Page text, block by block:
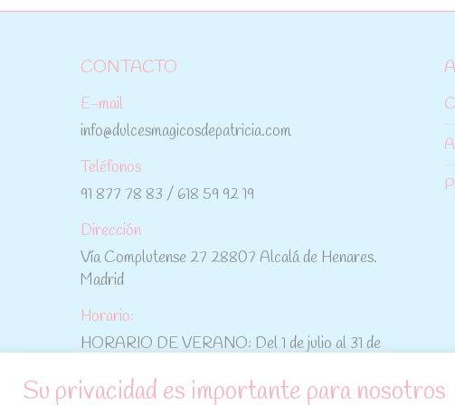
CONTACTO
E-mail
info@dulcesmagicosdepatricia.com
Teléfonos
91 877 78 83 / 618 59 92 19
Dirección
Vía Complutense 27 28807 Alcalá de Henares.
Madrid
Horario:
HORARIO DE VERANO: Del 1 de julio al 31 de
Su privacidad es importante para nosotros